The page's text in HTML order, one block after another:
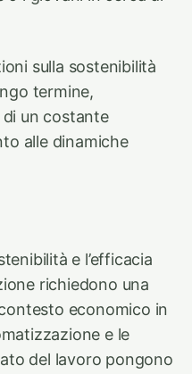
sulla sostenibilità
termine,
un costante
alle dinamiche
e l’efficacia
richiedono una
economico in
e le
del lavoro pongono